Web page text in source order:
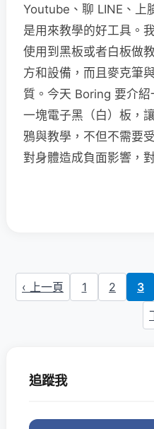
Youtube、聊 LINE、上
是用來教學的好工具。
使用到黑板或者白板做
方和設備，而且麥克筆
質。今天 Boring 要介
一塊電子黑（白）板，
鴉與教學，不但不需要
對身體造成負面影響，
‹ 上一頁 1 2 3
追蹤我